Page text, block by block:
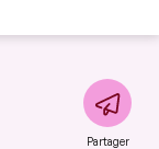
Partager